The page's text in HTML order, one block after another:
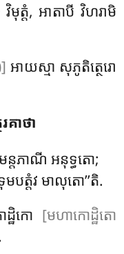
ត្តំ, អាតាបី វិហរាមិ
អាយស្មា សុភូតិត្ថេរោ
គាថា
ន្តភាណី អនុទ្ធតោ;
មបត្តំវ មាលុតោ’’តិ.
ឋិកោ [មហាកោដ្ឋិតោ